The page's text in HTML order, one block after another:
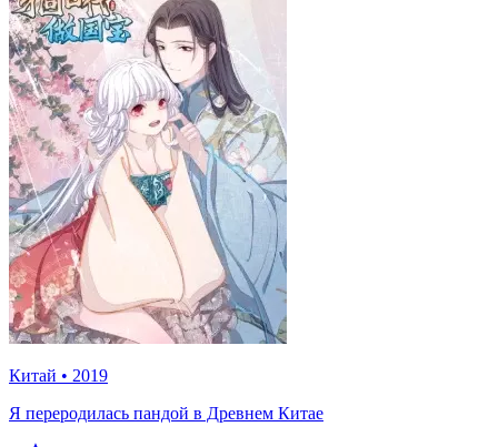
Китай • 2019
Я переродилась пандой в Древнем Китае